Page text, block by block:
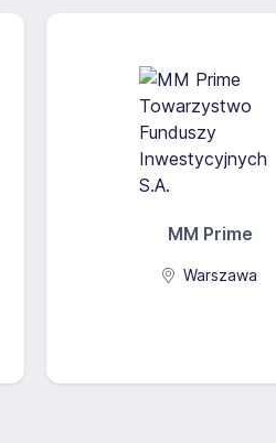
MM Prime
Warszawa